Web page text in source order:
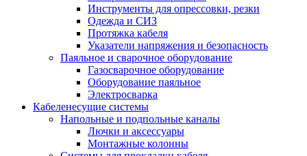
Инструменты для опрессовки, резки
Одежда и СИЗ
Протяжка кабеля
Указатели напряжения и безопасность
Паяльное и сварочное оборудование
Газосварочное оборудование
Оборудование паяльное
Электросварка
Кабеленесущие системы
Напольные и подпольные каналы
Лючки и аксессуары
Монтажные колонны